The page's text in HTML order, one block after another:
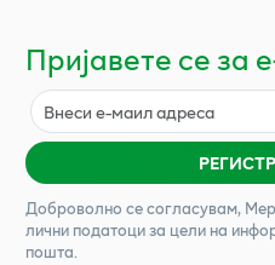
Пријавете се за
Доброволно се согласувам,
лични податоци за цели на
пошта.